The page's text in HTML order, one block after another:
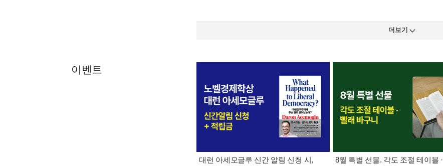
더보기
이벤트
대런 아세모글루 신간 알림 신청 시,
8월 특별 선물. 각도 조절 테이블 ·